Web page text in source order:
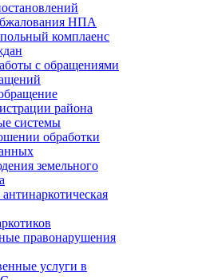
НПА
комплаенс
с обращениями
района
системы
обработки
земельного
правонарушения
услуги в